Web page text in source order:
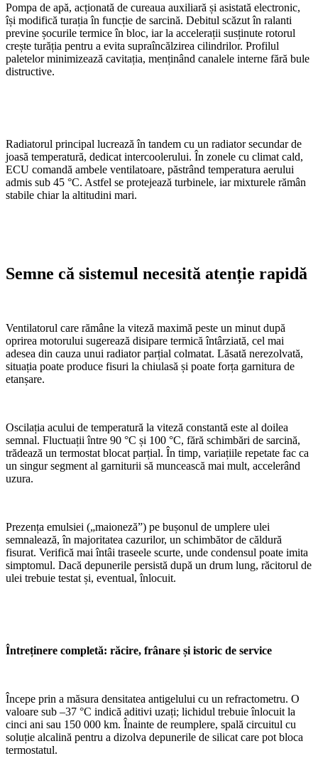
Pompa de apă, acționată de cureaua auxiliară și asistată electronic,
își modifică turația în funcție de sarcină. Debitul scăzut în ralanti
previne șocurile termice în bloc, iar la accelerații susținute rotorul
crește turăția pentru a evita supraîncălzirea cilindrilor. Profilul
paletelor minimizează cavitația, menținând canalele interne fără bule
distructive.
Radiatorul principal lucrează în tandem cu un radiator secundar de
joasă temperatură, dedicat intercoolerului. În zonele cu climat cald,
ECU comandă ambele ventilatoare, păstrând temperatura aerului
admis sub 45 °C. Astfel se protejează turbinele, iar mixturele rămân
stabile chiar la altitudini mari.
Semne că sistemul necesită atenție rapidă
Ventilatorul care rămâne la viteză maximă peste un minut după
oprirea motorului sugerează disipare termică întârziată, cel mai
adesea din cauza unui radiator parțial colmatat. Lăsată nerezolvată,
situația poate produce fisuri la chiulasă și poate forța garnitura de
etanșare.
Oscilația acului de temperatură la viteză constantă este al doilea
semnal. Fluctuații între 90 °C și 100 °C, fără schimbări de sarcină,
trădează un termostat blocat parțial. În timp, variațiile repetate fac ca
un singur segment al garniturii să muncească mai mult, accelerând
uzura.
Prezența emulsiei („maioneză”) pe bușonul de umplere ulei
semnalează, în majoritatea cazurilor, un schimbător de căldură
fisurat. Verifică mai întâi traseele scurte, unde condensul poate imita
simptomul. Dacă depunerile persistă după un drum lung, răcitorul de
ulei trebuie testat și, eventual, înlocuit.
Întreținere completă: răcire, frânare și istoric de service
Începe prin a măsura densitatea antigelului cu un refractometru. O
valoare sub –37 °C indică aditivi uzați; lichidul trebuie înlocuit la
cinci ani sau 150 000 km. Înainte de reumplere, spală circuitul cu
soluție alcalină pentru a dizolva depunerile de silicat care pot bloca
termostatul.